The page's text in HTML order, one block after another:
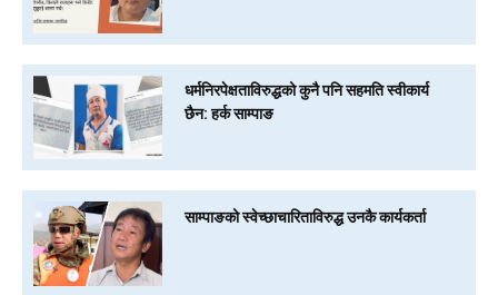
धर्मनिरपेक्षताविरुद्धको कुनै पनि सहमति स्वीकार्य
छैन: हर्क साम्पाङ
साम्पाङको स्वेच्छाचारिताविरुद्ध उनकै कार्यकर्ता